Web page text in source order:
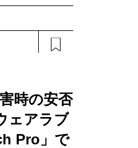
を引き出すIT資産
有識者4人の見解
ジェストでお届
時の安否
ェアラブ
Pro」で